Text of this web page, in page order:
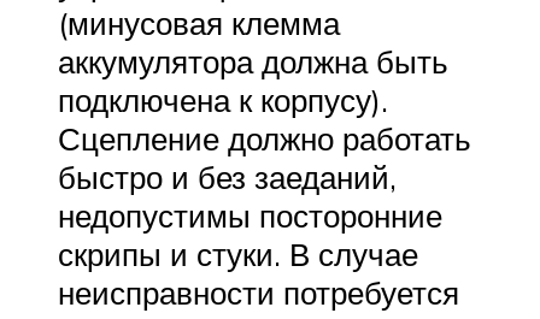
(минусовая клемма
аккумулятора должна быть
подключена к корпусу).
Сцепление должно работать
быстро и без заеданий,
недопустимы посторонние
скрипы и стуки. В случае
неисправности потребуется